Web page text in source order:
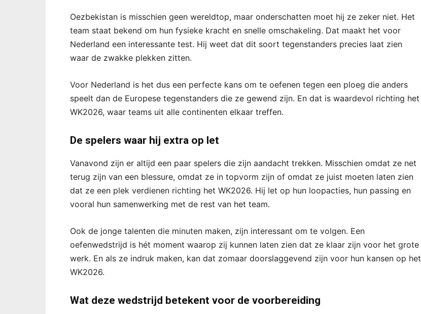
Oezbekistan is misschien geen wereldtop, maar onderschatten moet hij ze zeker niet. Het
team staat bekend om hun fysieke kracht en snelle omschakeling. Dat maakt het voor
Nederland een interessante test. Hij weet dat dit soort tegenstanders precies laat zien
waar de zwakke plekken zitten.
Voor Nederland is het dus een perfecte kans om te oefenen tegen een ploeg die anders
speelt dan de Europese tegenstanders die ze gewend zijn. En dat is waardevol richting het
WK2026, waar teams uit alle continenten elkaar treffen.
De spelers waar hij extra op let
Vanavond zijn er altijd een paar spelers die zijn aandacht trekken. Misschien omdat ze net
terug zijn van een blessure, omdat ze in topvorm zijn of omdat ze juist moeten laten zien
dat ze een plek verdienen richting het WK2026. Hij let op hun loopacties, hun passing en
vooral hun samenwerking met de rest van het team.
Ook de jonge talenten die minuten maken, zijn interessant om te volgen. Een
oefenwedstrijd is hét moment waarop zij kunnen laten zien dat ze klaar zijn voor het grote
werk. En als ze indruk maken, kan dat zomaar doorslaggevend zijn voor hun kansen op het
WK2026.
Wat deze wedstrijd betekent voor de voorbereiding